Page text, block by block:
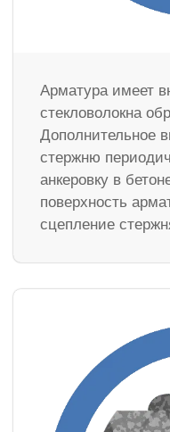
Арматура имеет
стекловолокна
Дополнительное
стержню
анкеровку в
поверхность
сцепление